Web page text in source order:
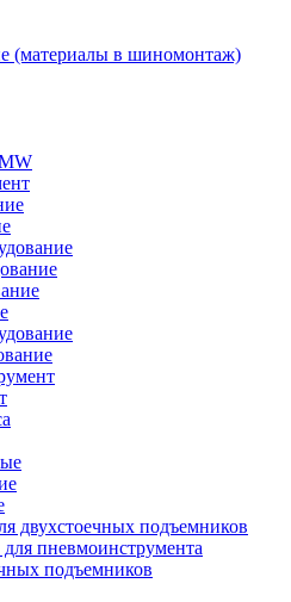
(материалы в шиномонтаж)
двухстоечных подъемников
для пневмоинструмента
подъемников